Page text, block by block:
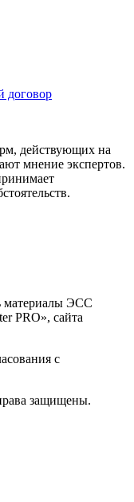
договор
действующих на
мнение экспертов.
материалы ЭСС
PRO», сайта
с
защищены.